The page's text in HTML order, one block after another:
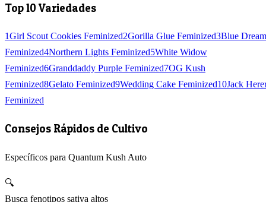
Top 10 Variedades
1Girl Scout Cookies Feminized2Gorilla Glue Feminized3Blue Dream
Feminized4Northern Lights Feminized5White Widow
Feminized6Granddaddy Purple Feminized7OG Kush
Feminized8Gelato Feminized9Wedding Cake Feminized10Jack
Feminized
Consejos Rápidos de Cultivo
Específicos para Quantum Kush Auto
🔍
Busca fenotipos sativa altos